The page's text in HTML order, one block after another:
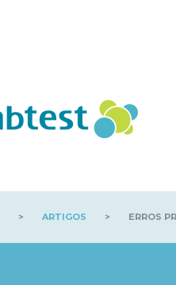
> ARTIGOS > ERROS